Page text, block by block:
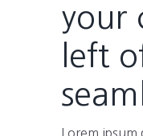
your
left
Lorem ipsum